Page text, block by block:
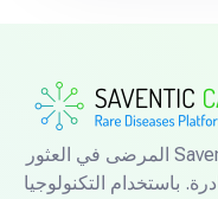
منذ عام 2019، تساعد شركة Saventic Care المرضى في العثور
باستخدام التكنولوجيا